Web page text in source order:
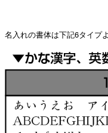
名入れの書体は下記6タイプ